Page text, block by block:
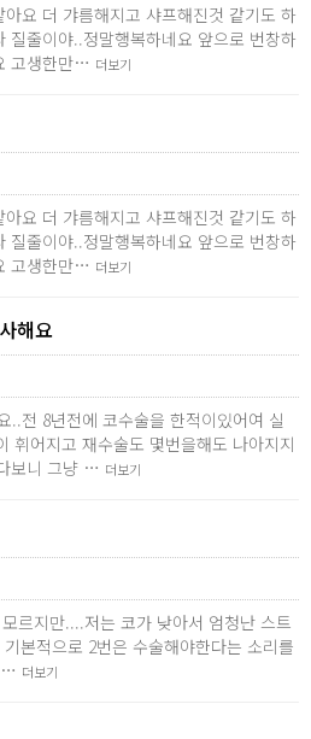
요 더 갸름해지고 샤프해진것 같기도 하
질줄이야..정말행복하네요 앞으로 번창하
고생한만… 더보기
요 더 갸름해지고 샤프해진것 같기도 하
질줄이야..정말행복하네요 앞으로 번창하
고생한만… 더보기
해요
..전 8년전에 코수술을 한적이있어여 실
휘어지고 재수술도 몇번을해도 나아지지
보니 그냥 … 더보기
르지만....저는 코가 낮아서 엄청난 스트
본적으로 2번은 수술해야한다는 소리를
… 더보기